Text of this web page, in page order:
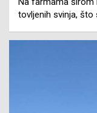
tovljenih svinja, što